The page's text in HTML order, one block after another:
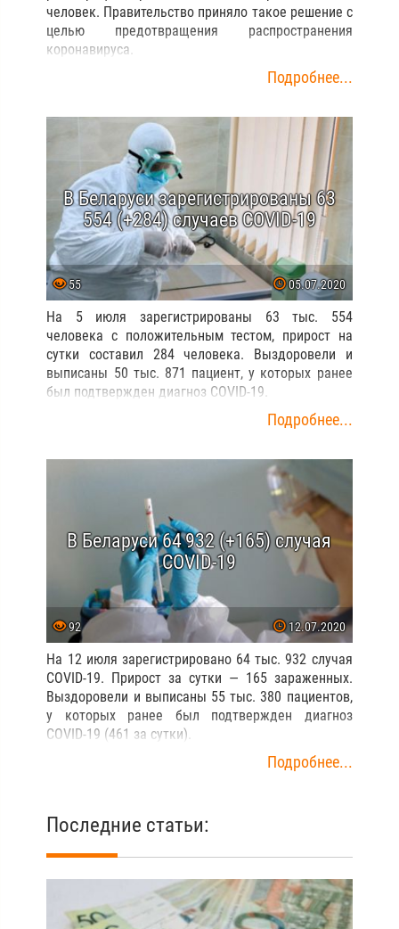
человек. Правительство приняло такое решение с
целью предотвращения распространения
коронавируса.
Подробнее...
В Беларуси зарегистрированы 63
554 (+284) случаев COVID-19
55 05.07.2020
На 5 июля зарегистрированы 63 тыс. 554
человека с положительным тестом, прирост на
сутки составил 284 человека. Выздоровели и
выписаны 50 тыс. 871 пациент, у которых ранее
был подтвержден диагноз COVID-19.
Подробнее...
В Беларуси 64 932 (+165) случая
COVID-19
92 12.07.2020
На 12 июля зарегистрировано 64 тыс. 932 случая
COVID-19. Прирост за сутки — 165 зараженных.
Выздоровели и выписаны 55 тыс. 380 пациентов,
у которых ранее был подтвержден диагноз
COVID-19 (461 за сутки).
Подробнее...
Последние статьи: